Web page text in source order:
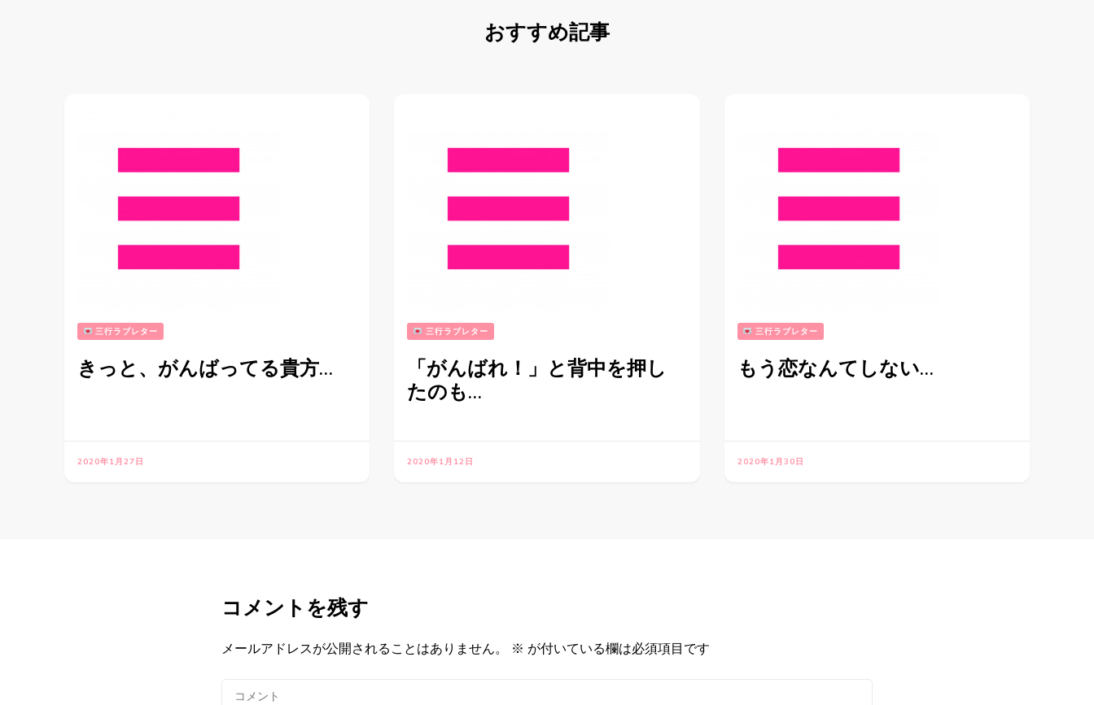
おすすめ記事
三行ラブレター
きっと、がんばってる貴方…
2020年1月27日
三行ラブレター
「がんばれ！」と背中を押し
たのも…
2020年1月12日
三行ラブレター
もう恋なんてしない…
2020年1月30日
コメントを残す
メールアドレスが公開されることはありません。 ※ が付いている欄は必須項目です